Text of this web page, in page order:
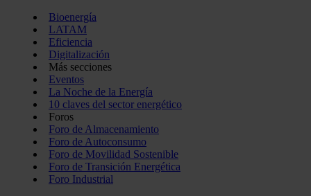
Bioenergía
LATAM
Eficiencia
Digitalización
Más secciones
Eventos
La Noche de la Energía
10 claves del sector energético
Foros
Foro de Almacenamiento
Foro de Autoconsumo
Foro de Movilidad Sostenible
Foro de Transición Energética
Foro Industrial